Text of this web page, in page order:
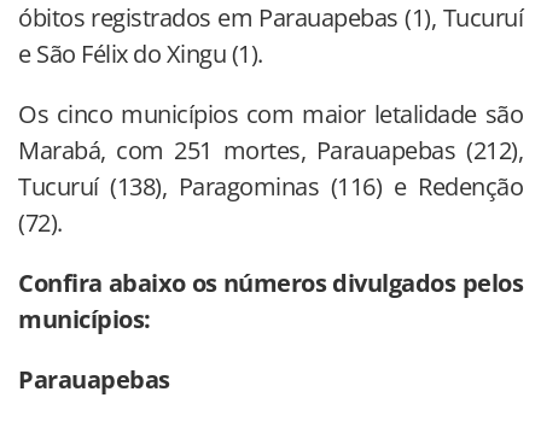
óbitos registrados em Parauapebas (1), Tucuruí
e São Félix do Xingu (1).
Os cinco municípios com maior letalidade são
Marabá, com 251 mortes, Parauapebas (212),
Tucuruí (138), Paragominas (116) e Redenção
(72).
Confira abaixo os números divulgados pelos
municípios:
Parauapebas